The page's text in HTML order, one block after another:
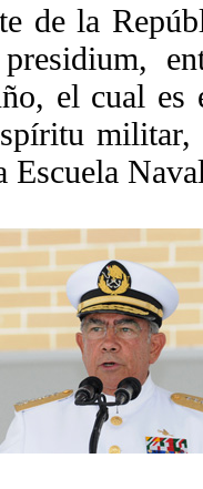
de la
el cual
militar,
Escuela